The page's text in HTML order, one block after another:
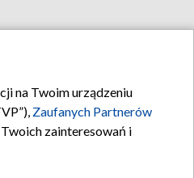
na Twoim urządzeniu
Zaufanych Partnerów
zainteresowań i